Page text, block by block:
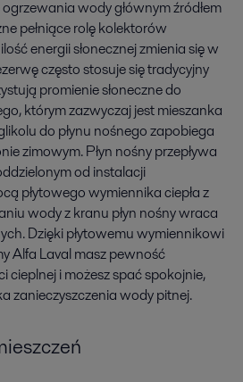
wody głównym źródłem
pełniące rolę kolektorów
energii słonecznej zmienia się w
często stosuje się tradycyjny
promienie słoneczne do
którym zazwyczaj jest mieszanka
do płynu nośnego zapobiega
zimowym. Płyn nośny przepływa
od instalacji
płytowego wymiennika ciepła z
wody z kranu płyn nośny wraca
Dzięki płytowemu wymiennikowi
Alfa Laval masz pewność
cieplnej i możesz spać spokojnie,
zanieczyszczenia wody pitnej.